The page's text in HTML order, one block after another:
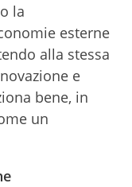
la
esterne
alla stessa
e
bene, in
un